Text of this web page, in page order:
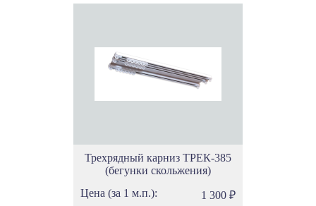
Трехрядный карниз ТРЕК-385
(бегунки скольжения)
Цена (за 1 м.п.):
1 300 ₽